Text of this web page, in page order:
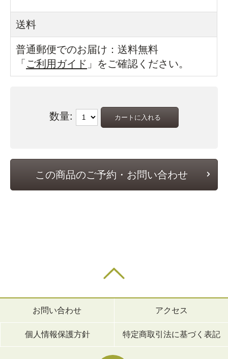
送料
普通郵便でのお届け：送料無料
「ご利用ガイド 」をご確認ください。
数量:
この商品のご予約・お問い合わせ
お問い合わせ アクセス
個人情報保護方針 特定商取引法に基づく表記